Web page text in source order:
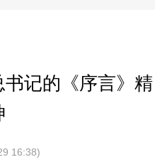
记的《序言》精
16:38)